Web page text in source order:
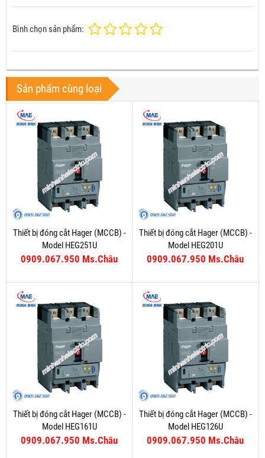
Bình chọn sản phẩm:
Sản phẩm cùng loại
Thiết bị đóng cắt Hager (MCCB) -
Model HEG251U
0909.067.950 Ms.Châu
Thiết bị đóng cắt Hager (MCCB) -
Model HEG201U
0909.067.950 Ms.Châu
Thiết bị đóng cắt Hager (MCCB) -
Model HEG161U
0909.067.950 Ms.Châu
Thiết bị đóng cắt Hager (MCCB) -
Model HEG126U
0909.067.950 Ms.Châu